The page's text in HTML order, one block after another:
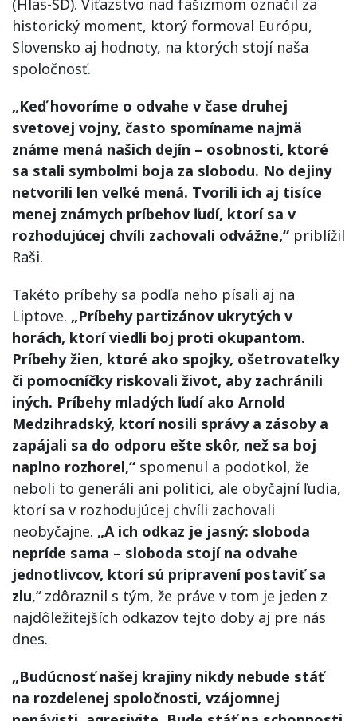
historický moment, ktorý formoval Európu,
Slovensko aj hodnoty, na ktorých stojí naša
spoločnosť.
„Keď hovoríme o odvahe v čase druhej
svetovej vojny, často spomíname najmä
známe mená našich dejín – osobnosti, ktoré
sa stali symbolmi boja za slobodu. No dejiny
netvorili len veľké mená. Tvorili ich aj tisíce
menej známych príbehov ľudí, ktorí sa v
rozhodujúcej chvíli zachovali odvážne,“ priblížil
Raši.
Takéto príbehy sa podľa neho písali aj na
Liptove. „Príbehy partizánov ukrytých v
horách, ktorí viedli boj proti okupantom.
Príbehy žien, ktoré ako spojky, ošetrovateľky
či pomocníčky riskovali život, aby zachránili
iných. Príbehy mladých ľudí ako Arnold
Medzihradský, ktorí nosili správy a zásoby a
zapájali sa do odporu ešte skôr, než sa boj
naplno rozhorel,“ spomenul a podotkol, že
neboli to generáli ani politici, ale obyčajní ľudia,
ktorí sa v rozhodujúcej chvíli zachovali
neobyčajne. „A ich odkaz je jasný: sloboda
nepríde sama – sloboda stojí na odvahe
jednotlivcov, ktorí sú pripravení postaviť sa
zlu,“ zdôraznil s tým, že práve v tom je jeden z
najdôležitejších odkazov tejto doby aj pre nás
dnes.
„Budúcnosť našej krajiny nikdy nebude stáť
na rozdelenej spoločnosti, vzájomnej